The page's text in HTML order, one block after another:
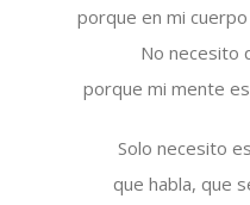
porque en mi
No necesito
porque mi mente
Solo necesito
que habla, que